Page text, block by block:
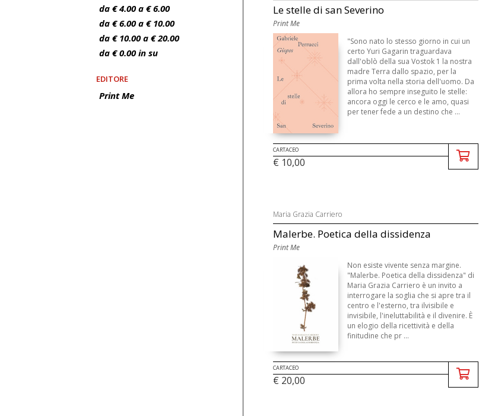
da € 4.00 a € 6.00
da € 6.00 a € 10.00
da € 10.00 a € 20.00
da € 0.00 in su
EDITORE
Print Me
Le stelle di san Severino
Print Me
"Sono nato lo stesso giorno in cui un
certo Yuri Gagarin traguardava
dall'oblò della sua Vostok 1 la nostra
madre Terra dallo spazio, per la
prima volta nella storia dell'uomo. Da
allora ho sempre inseguito le stelle:
ancora oggi le cerco e le amo, quasi
per tener fede a un destino che ...
CARTACEO
€ 10,00
Maria Grazia Carriero
Malerbe. Poetica della dissidenza
Print Me
Non esiste vivente senza margine.
"Malerbe. Poetica della dissidenza" di
Maria Grazia Carriero è un invito a
interrogare la soglia che si apre tra il
centro e l'esterno, tra ilvisibile e
invisibile, l'ineluttabilità e il divenire. È
un elogio della ricettività e della
finitudine che pr ...
CARTACEO
€ 20,00